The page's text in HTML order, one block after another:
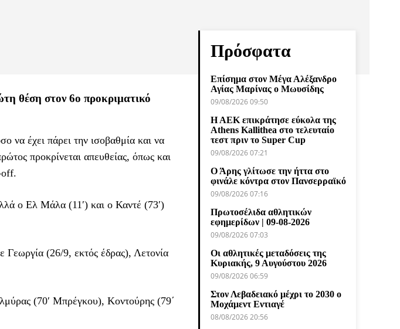
θέση στον 6ο προκριματικό
έχει πάρει την ισοβαθμία και να
προκρίνεται απευθείας, όπως και
off.
ο Ελ Μάλα (11′) και ο Καντέ (73′)
Γεωργία (26/9, εκτός έδρας), Λετονία
(70′ Μπρέγκου), Κοντούρης (79΄
Πρόσφατα
Επίσημα στον Μέγα Αλέξανδρο
Αγίας Μαρίνας ο Μωυσίδης
09/08/2026 09:50
Η ΑΕΚ επικράτησε εύκολα της
Athens Kallithea στο τελευταίο
τεστ πριν το Super Cup
09/08/2026 07:21
Ο Άρης γλίτωσε την ήττα στο
φινάλε κόντρα στον Πανσερραϊκό
09/08/2026 07:16
Πρωτοσέλιδα αθλητικών
εφημερίδων | 09-08-2026
09/08/2026 07:03
Οι αθλητικές μεταδόσεις της
Κυριακής, 9 Αυγούστου 2026
09/08/2026 06:59
Στον Λεβαδειακό μέχρι το 2030 ο
Μοχάμεντ Εντιαγέ
08/08/2026 20:56